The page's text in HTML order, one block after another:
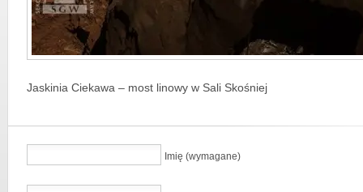
Jaskinia Ciekawa – most linowy w Sali Skośniej
Imię (wymagane)